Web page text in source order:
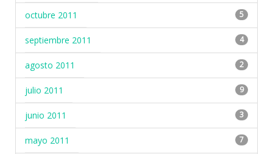
octubre 2011 5
septiembre 2011 4
agosto 2011 2
julio 2011 9
junio 2011 3
mayo 2011 7